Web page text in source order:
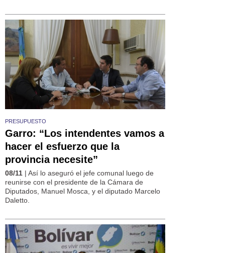
PRESUPUESTO
Garro: “Los intendentes vamos a
hacer el esfuerzo que la
provincia necesite”
08/11 | Así lo aseguró el jefe comunal luego de
reunirse con el presidente de la Cámara de
Diputados, Manuel Mosca, y el diputado Marcelo
Daletto.